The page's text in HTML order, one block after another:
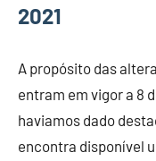
2021
A propósito das
entram em vigor a 8
haviamos dado
encontra disponível